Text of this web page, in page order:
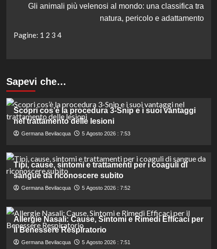
Gli animali più velenosi al mondo: una classifica tra
natura, pericolo e adattamento
Pagine: 1 2 3 4
Sapevi che…
Scopri cos’è la procedura 3-Snip e i suoi vantaggi
nel trattamento delle lesioni
Germana Bevilacqua 5 Agosto 2026 : 7:53
Tipi, cause, sintomi e trattamenti per i coaguli di
sangue da riconoscere subito
Germana Bevilacqua 5 Agosto 2026 : 7:52
Allergie Nasali: Cause, Sintomi e Rimedi Efficaci per
il Benessere Respiratorio
Germana Bevilacqua 5 Agosto 2026 : 7:51